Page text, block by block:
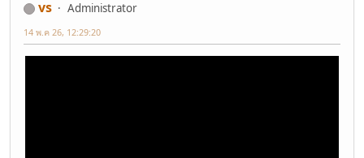
vs Administrator
14 พ.ค 26, 12:29:20